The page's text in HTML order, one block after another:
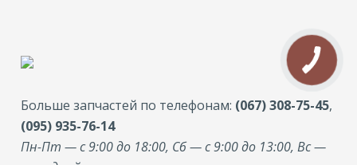
Больше запчастей по телефонам: (067) 308-75-45,
(095) 935-76-14
Пн-Пт — с 9:00 до 18:00, Сб — с 9:00 до 13:00, Вс —